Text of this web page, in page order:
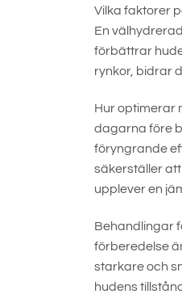
Vilka faktorer
En
förbättrar
rynkor, bidrar
Hur optimerar
dagarna före
föryngrande
säkerställer
upplever en
Behandlingar
förberedelse
starkare och
hudens